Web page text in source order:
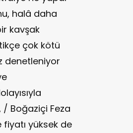
halâ daha
kavşak
çok kötü
denetleniyor
/ Boğaziçi Feza
fiyatı yüksek de